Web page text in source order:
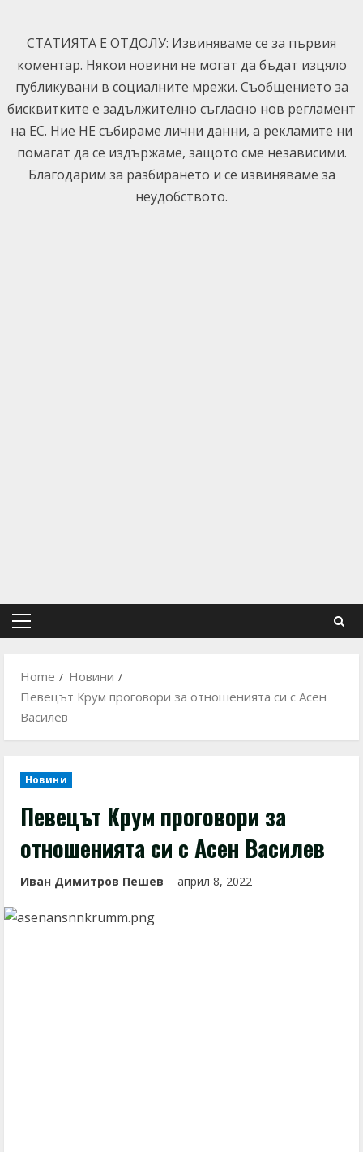
content
СТАТИЯТА Е ОТДОЛУ: Извиняваме се за първия
коментар. Някои новини не могат да бъдат изцяло
публикувани в социалните мрежи. Съобщението за
бисквитките е задължително съгласно нов регламент
на ЕС. Ние НЕ събираме лични данни, а рекламите ни
помагат да се издържаме, защото сме независими.
Благодарим за разбирането и се извиняваме за
неудобството.
Primary
Home
Новини
Певецът Крум проговори за отношенията си с Асен
Василев
Новини
Певецът Крум проговори за
отношенията си с Асен Василев
Иван Димитров Пешев април 8, 2022